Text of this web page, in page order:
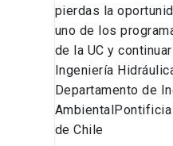
pierdas la
uno de los
de la UC y
Ingeniería
Departamento de
de Chile